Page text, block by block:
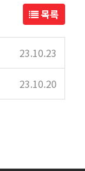
목록
23.10.23
23.10.20